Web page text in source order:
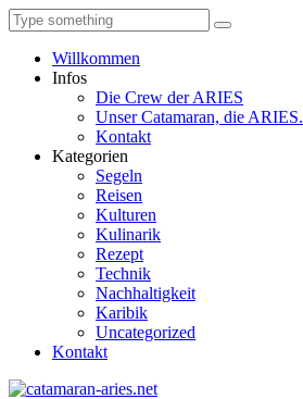
Willkommen
Infos
Die Crew der ARIES
Unser Catamaran, die ARIES.
Kontakt
Kategorien
Segeln
Reisen
Kulturen
Kulinarik
Rezept
Technik
Nachhaltigkeit
Karibik
Uncategorized
Kontakt